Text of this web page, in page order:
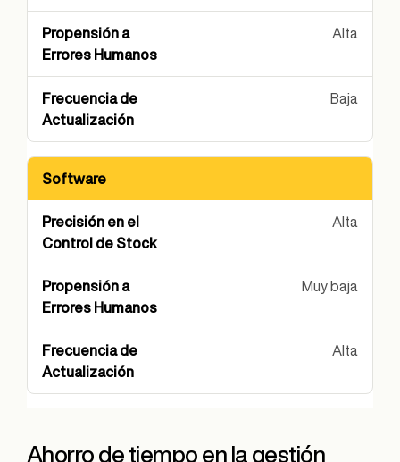
Alta
Baja
Software
Alta
Muy baja
Alta
Ahorro de tiempo en la gestión